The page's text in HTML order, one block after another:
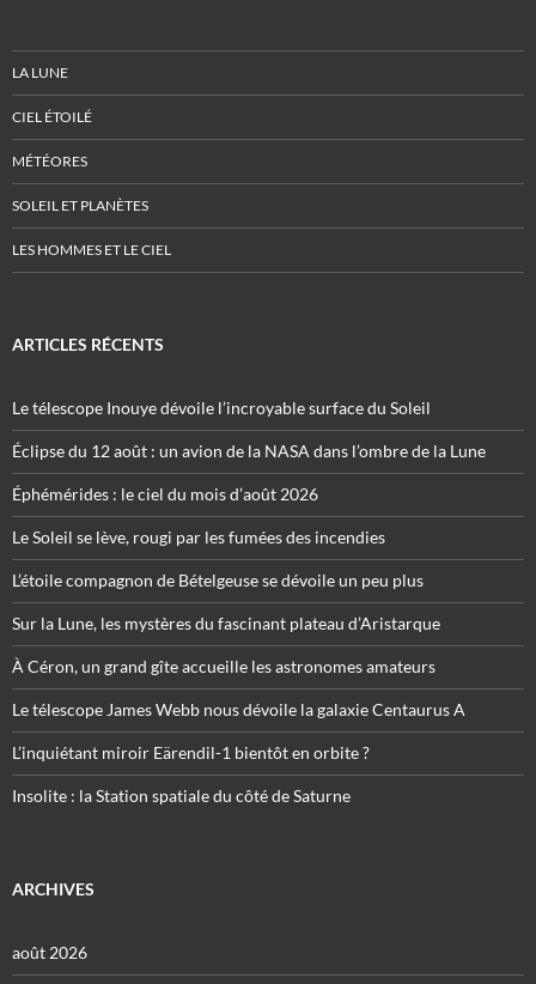
LA LUNE
CIEL ÉTOILÉ
MÉTÉORES
SOLEIL ET PLANÈTES
LES HOMMES ET LE CIEL
ARTICLES RÉCENTS
Le télescope Inouye dévoile l’incroyable surface du Soleil
Éclipse du 12 août : un avion de la NASA dans l’ombre de la Lune
Éphémérides : le ciel du mois d’août 2026
Le Soleil se lève, rougi par les fumées des incendies
L’étoile compagnon de Bételgeuse se dévoile un peu plus
Sur la Lune, les mystères du fascinant plateau d’Aristarque
À Céron, un grand gîte accueille les astronomes amateurs
Le télescope James Webb nous dévoile la galaxie Centaurus A
L’inquiétant miroir Eärendil-1 bientôt en orbite ?
Insolite : la Station spatiale du côté de Saturne
ARCHIVES
août 2026